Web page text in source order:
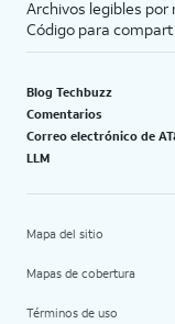
Archivos legibles
Código para
Blog Techbuzz
Comentarios
Correo electrónico de
LLM
Mapa del sitio
Mapas de cobertura
Términos de uso